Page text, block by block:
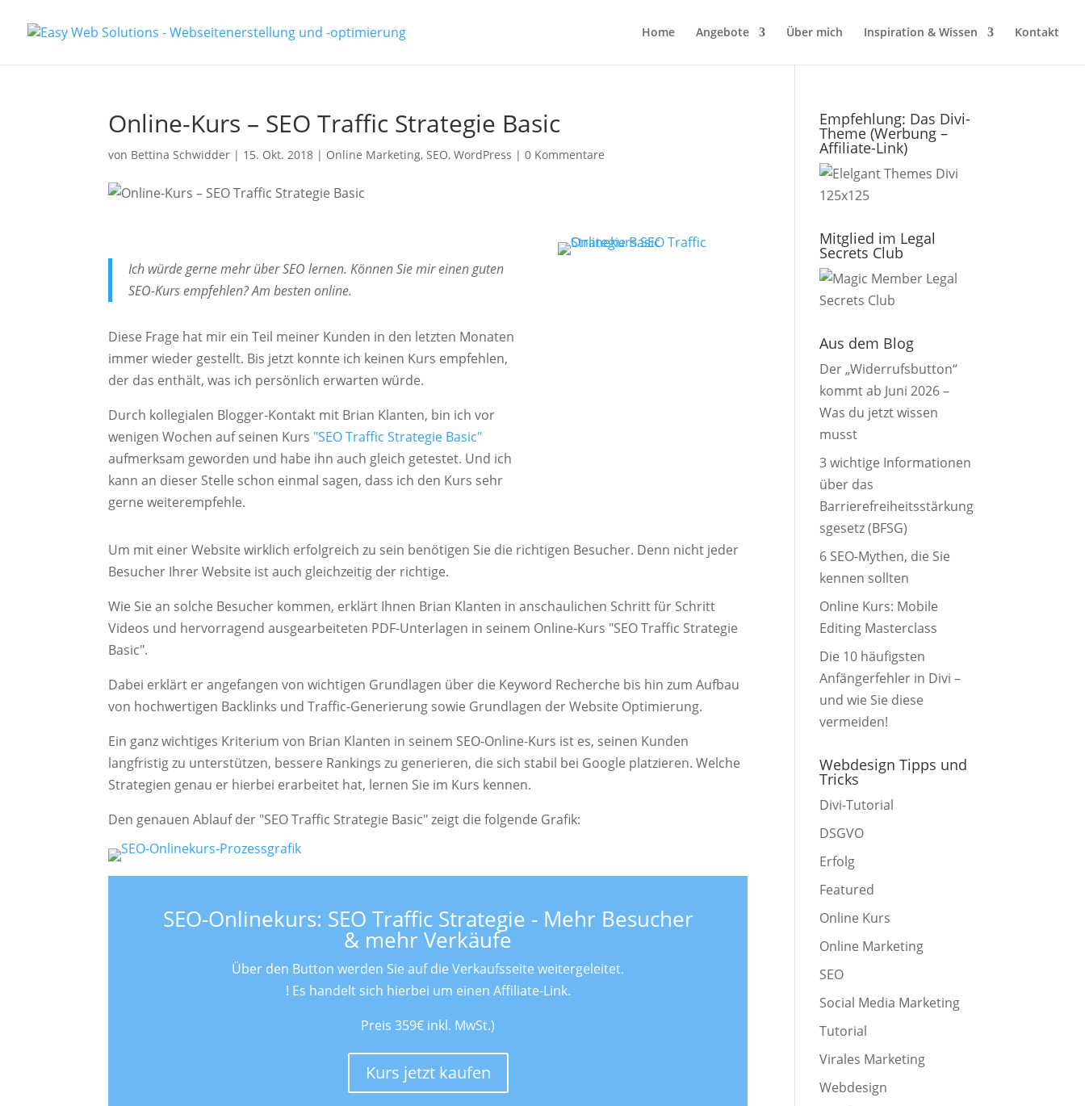
Home Angebote Über mich Inspiration & Wissen Kontakt
Online-Kurs – SEO Traffic Strategie Basic
von Bettina Schwidder | 15. Okt. 2018 | Online Marketing,SEO,WordPress |0 Kommentare
Ich würde gerne mehr über SEO lernen. Können Sie mir einen guten
SEO-Kurs empfehlen? Am besten online.
Diese Frage hat mir ein Teil meiner Kunden in den letzten Monaten
immer wieder gestellt. Bis jetzt konnte ich keinen Kurs empfehlen,
der das enthält, was ich persönlich erwarten würde.
Durch kollegialen Blogger-Kontakt mit Brian Klanten, bin ich vor
wenigen Wochen auf seinen Kurs "SEO Traffic Strategie Basic"
aufmerksam geworden und habe ihn auch gleich getestet. Und ich
kann an dieser Stelle schon einmal sagen, dass ich den Kurs sehr
gerne weiterempfehle.
Um mit einer Website wirklich erfolgreich zu sein benötigen Sie die richtigen Besucher. Denn nicht jeder
Besucher Ihrer Website ist auch gleichzeitig der richtige.
Wie Sie an solche Besucher kommen, erklärt Ihnen Brian Klanten in anschaulichen Schritt für Schritt
Videos und hervorragend ausgearbeiteten PDF-Unterlagen in seinem Online-Kurs "SEO Traffic Strategie
Basic".
Dabei erklärt er angefangen von wichtigen Grundlagen über die Keyword Recherche bis hin zum Aufbau
von hochwertigen Backlinks und Traffic-Generierung sowie Grundlagen der Website Optimierung.
Ein ganz wichtiges Kriterium von Brian Klanten in seinem SEO-Online-Kurs ist es, seinen Kunden
langfristig zu unterstützen, bessere Rankings zu generieren, die sich stabil bei Google platzieren. Welche
Strategien genau er hierbei erarbeitet hat, lernen Sie im Kurs kennen.
Den genauen Ablauf der "SEO Traffic Strategie Basic" zeigt die folgende Grafik:
SEO-Onlinekurs: SEO Traffic Strategie - Mehr Besucher
& mehr Verkäufe
Über den Button werden Sie auf die Verkaufsseite weitergeleitet.
! Es handelt sich hierbei um einen Affiliate-Link.
Preis 359€ inkl. MwSt.)
Kurs jetzt kaufen
Empfehlung: Das Divi-
Theme (Werbung –
Affiliate-Link)
Mitglied im Legal
Secrets Club
Aus dem Blog
Der „Widerrufsbutton“
kommt ab Juni 2026 –
Was du jetzt wissen
musst
3 wichtige Informationen
über das
Barrierefreiheitsstärkung
sgesetz (BFSG)
6 SEO-Mythen, die Sie
kennen sollten
Online Kurs: Mobile
Editing Masterclass
Die 10 häufigsten
Anfängerfehler in Divi –
und wie Sie diese
vermeiden!
Webdesign Tipps und
Tricks
Divi-Tutorial
DSGVO
Erfolg
Featured
Online Kurs
Online Marketing
SEO
Social Media Marketing
Tutorial
Virales Marketing
Webdesign